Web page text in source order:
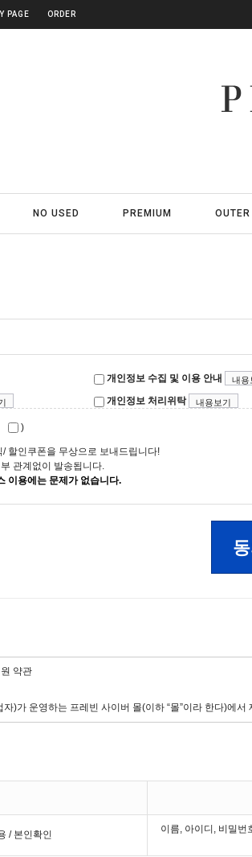
PAGE ORDER
NO USED PREMIUM OUTER
개인정보 수집 및 이용 안내 내용
개인정보 처리위탁 내용보기
)
할인쿠폰을 무상으로 보내드립니다!
관계없이 발송됩니다.
이용에는 문제가 없습니다.
/ 본인확인
이름, 아이디, 비밀번